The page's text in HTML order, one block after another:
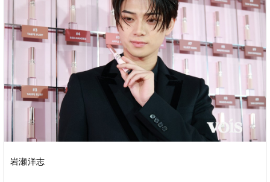
岩瀬洋志